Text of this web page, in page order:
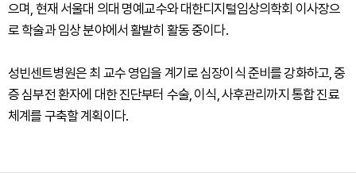
으며, 현재 서울대 의대 명예교수와 대한디지털임상의학회 이사장으
로 학술과 임상 분야에서 활발히 활동 중이다.
성빈센트병원은 최 교수 영입을 계기로 심장이식 준비를 강화하고, 중
증 심부전 환자에 대한 진단부터 수술, 이식, 사후관리까지 통합 진료
체계를 구축할 계획이다.